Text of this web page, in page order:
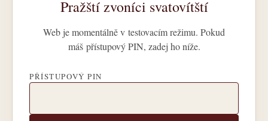
Pražští zvoníci svatovítští
Web je momentálně v testovacím režimu. Pokud
máš přístupový PIN, zadej ho níže.
PŘÍSTUPOVÝ PIN